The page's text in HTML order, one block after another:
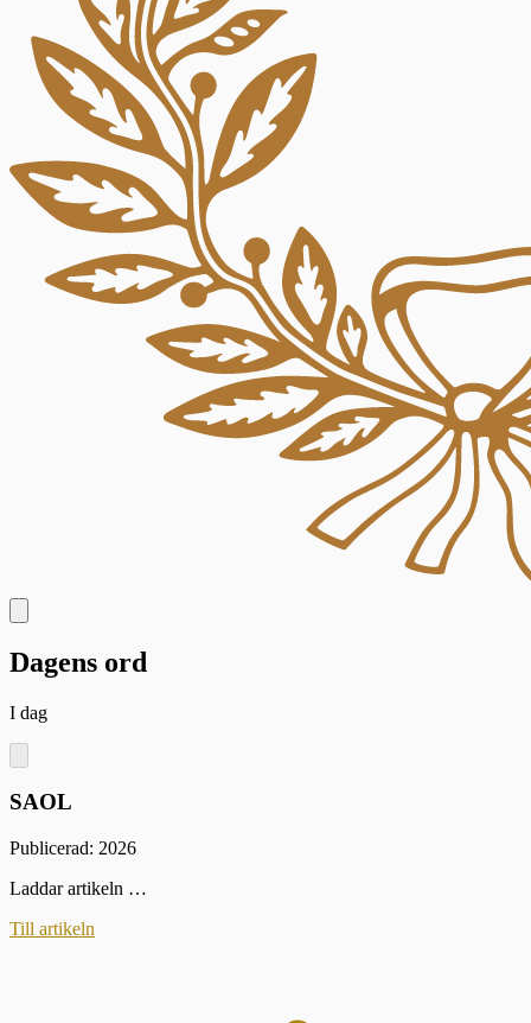
Dagens ord
I dag
SAOL
Publicerad: 2026
Laddar artikeln …
Till artikeln